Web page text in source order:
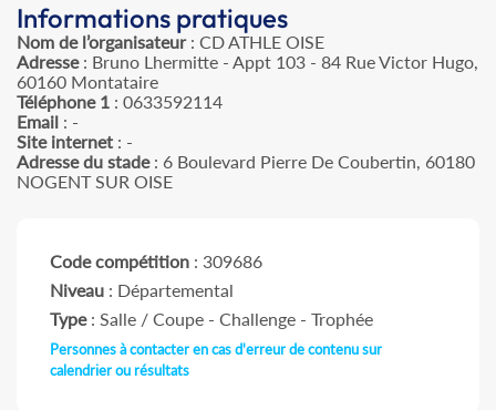
Informations pratiques
Nom de l’organisateur: CD ATHLE OISE
Adresse: Bruno Lhermitte - Appt 103 - 84 Rue Victor Hugo,
60160 Montataire
Téléphone 1 : 0633592114
Email : -
Site internet : -
Adresse du stade: 6 Boulevard Pierre De Coubertin, 60180
NOGENT SUR OISE
Code compétition : 309686
Niveau : Départemental
Type: Salle / Coupe - Challenge - Trophée
Personnes à contacter en cas d'erreur de contenu sur
calendrier ou résultats